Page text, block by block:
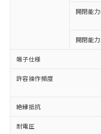
開閉能
開閉能
端子仕様
許容操作頻度
絶縁抵抗
耐電圧
ことをご了
在庫状況お
記載してい
タに基づき
覧された時
準価格とは
正式な納期
様のお取引
ムロン制御
オムロン制
いたものが、含
むを得ず変更す
*EU RoHS指令（10物
鉛(Pb) 1000ppm以下
六価クロム(Cr(Ⅵ))
類(PBB) 1000ppm以
(PBDE) 1000ppm以下
ル) (DEHP)(別名：
ルベンジル（BBP）
（DBP） 1000ppm以
(DIBP) 1000ppm以下
但し、RoHS指令で産
フタル酸エステル類の
基準値を超えて
「－」：未確認
ム) : 100ppm、
Cr(Ⅵ)(六価クロム) :
ニル類) : 1000ppm、
ル類) : 1000ppm、
DBP(フタル酸ジブチ
イソブチル) :
ル) : 1000ppm、
DEHP(フタル酸ビス
当社は、こ
為替および
（以下｢規
または国外
国政府の輸
可)を取得
当社は規制
全に破砕す
いよう必要
当社は貴社
ル、化学兵
説明
○ 一定数
一定数
在庫な